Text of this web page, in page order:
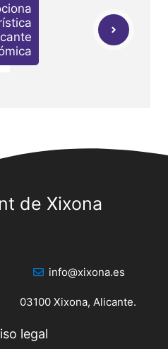
de Xixona
info@xixona.es
03100 Xixona, Alicante.
legal